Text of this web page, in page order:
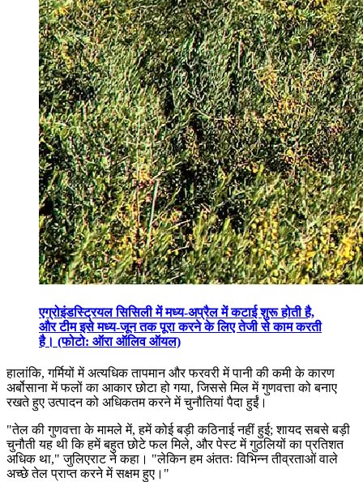
एग्रोइंडस्ट्रियल सिसिली में मध्य-अप्रैल में कटाई शुरू होती है,
और टीम इसे मध्य-जून तक पूरा करने के लिए तेजी से काम करती
है। (फोटो: ऑरा ऑलिव ऑयल)
हालांकि, गर्मियों में अत्यधिक तापमान और फरवरी में पानी की कमी के कारण
अर्बोसाना में फलों का आकार छोटा हो गया, जिससे मिल में गुणवत्ता को बनाए
रखते हुए उत्पादन को अधिकतम करने में चुनौतियां पैदा हुईं।
"तेल की गुणवत्ता के मामले में, हमें कोई बड़ी कठिनाई नहीं हुई; शायद सबसे बड़ी
चुनौती यह थी कि हमें बहुत छोटे फल मिले, और पेस्ट में गुठलियों का प्रतिशत
अधिक था," जुलिएराट ने कहा। "लेकिन हम अंततः विभिन्न तीव्रताओं वाले
अच्छे तेल प्राप्त करने में सक्षम हुए।"